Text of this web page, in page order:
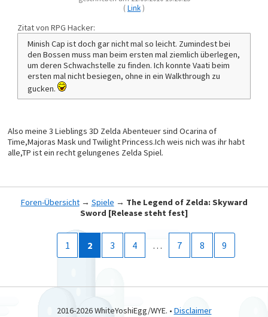
(Link)
Zitat von RPG Hacker:
Minish Cap ist doch gar nicht mal so leicht. Zumindest bei
den Bossen muss man beim ersten mal ziemlich überlegen,
um deren Schwachstelle zu finden. Ich konnte Vaati beim
ersten mal nicht besiegen, ohne in ein Walkthrough zu
gucken.
Also meine 3 Lieblings 3D Zelda Abenteuer sind Ocarina of
Time,Majoras Mask und Twilight Princess.Ich weis nich was ihr habt
alle,TP ist ein recht gelungenes Zelda Spiel.
Foren-Übersicht→ Spiele → The Legend of Zelda: Skyward
Sword [Release steht fest]
1 2 3 4 … 7 8 9
2016-2026 WhiteYoshiEgg/WYE. • Disclaimer